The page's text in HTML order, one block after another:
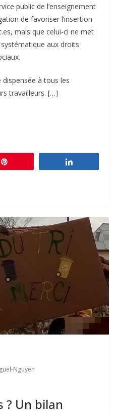
public de l’enseignement
de favoriser l’insertion
mais que celui-ci ne met
aux droits
à tous les
travailleurs. […]
Nguyen
? Un bilan